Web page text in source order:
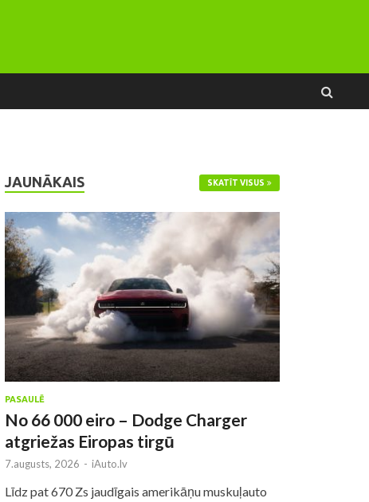
JAUNĀKAIS SKATĪT VISUS
PASAULĒ
No 66 000 eiro – Dodge Charger
atgriežas Eiropas tirgū
7.augusts, 2026 - iAuto.lv
Līdz pat 670 Zs jaudīgais amerikāņu muskuļauto